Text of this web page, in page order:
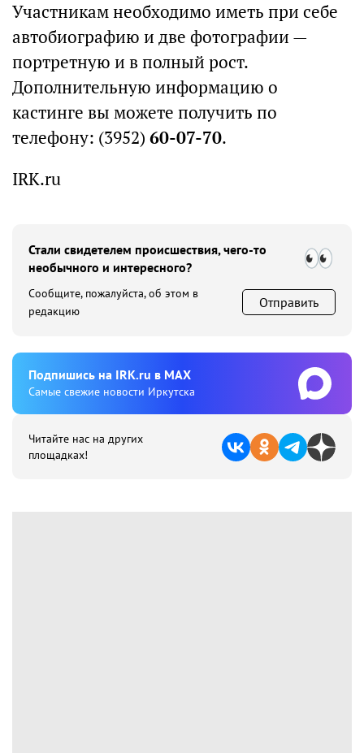
Участникам необходимо иметь при себе
автобиографию и две фотографии —
портретную и в полный рост.
Дополнительную информацию о
кастинге вы можете получить по
телефону: (3952) 60-07-70.
IRK.ru
Стали свидетелем происшествия, чего-то
необычного и интересного?
Сообщите, пожалуйста, об этом в
редакцию
Отправить
Подпишиcь на IRK.ru в MAX
Cамые свежие новости Иркутска
Читайте нас на других
площадках!